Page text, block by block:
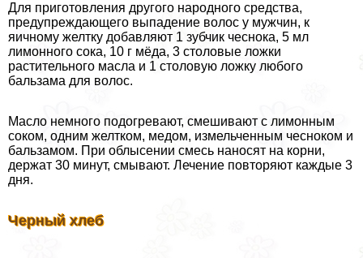
Для приготовления другого народного средства,
предупреждающего выпадение волос у мужчин, к
яичному желтку добавляют 1 зубчик чеснока, 5 мл
лимонного сока, 10 г мёда, 3 столовые ложки
растительного масла и 1 столовую ложку любого
бальзама для волос.
Масло немного подогревают, смешивают с лимонным
соком, одним желтком, медом, измельченным чесноком и
бальзамом. При облысении смесь наносят на корни,
держат 30 минут, смывают. Лечение повторяют каждые 3
дня.
Черный хлеб